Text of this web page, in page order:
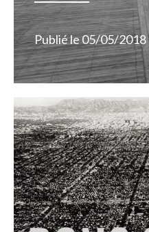
Publié le05/05/2018